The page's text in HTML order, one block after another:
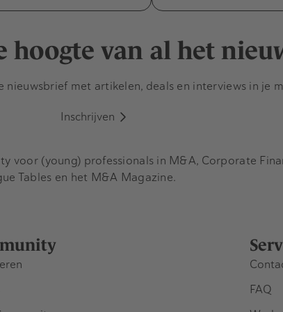
hoogte van al het
nieuwsbrief met artikelen, deals en interviews in je
Inschrijven
FAQ
voor (young) professionals in M&A, Corporate
Tables en het M&A Magazine.